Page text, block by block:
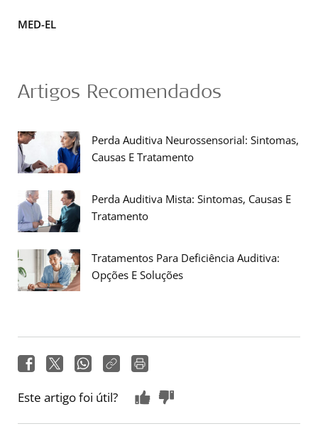
MED-EL
Artigos Recomendados
Perda Auditiva Neurossensorial: Sintomas,
Causas E Tratamento
Perda Auditiva Mista: Sintomas, Causas E
Tratamento
Tratamentos Para Deficiência Auditiva:
Opções E Soluções
Este artigo foi útil?